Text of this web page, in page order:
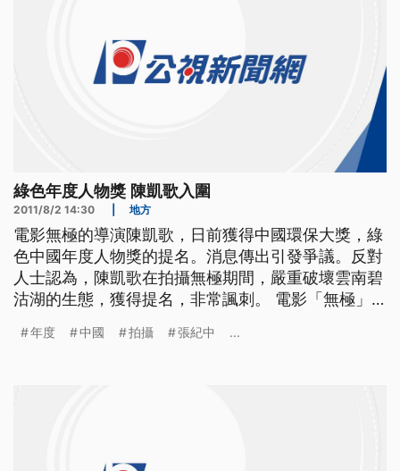
綠色年度人物獎 陳凱歌入圍
2011/8/2 14:30 地方
電影無極的導演陳凱歌，日前獲得中國環保大獎，綠
色中國年度人物獎的提名。消息傳出引發爭議。反對
人士認為，陳凱歌在拍攝無極期間，嚴重破壞雲南碧
沽湖的生態，獲得提名，非常諷刺。 電影「無極」
賞電影的同時，也將雲南碧沽湖的美景，盡收眼底。
年度 中國 拍攝 張紀中 ...